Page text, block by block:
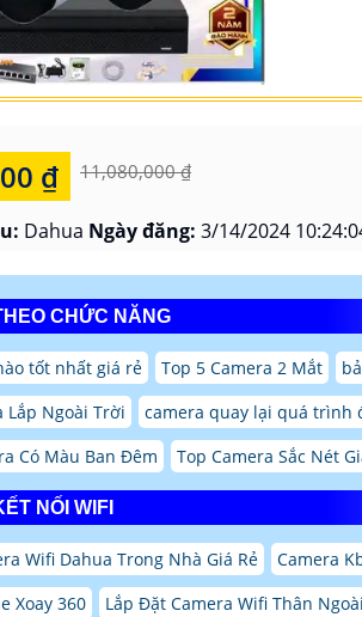
₫ 11,080,000 ₫
Dahua Ngày đăng: 3/14/2024
CHỨC NĂNG
tốt nhất giá rẻ Top 5 Camera 2 Mắt
Lắp Ngoài Trời
camera quay lại quá trình
Có Màu Ban Đêm
Top Camera Sắc Nét
NỐI WIFI
Wifi Dahua Trong Nhà Giá Rẻ Camera
Xoay 360
Lắp Đặt Camera Wifi Thân